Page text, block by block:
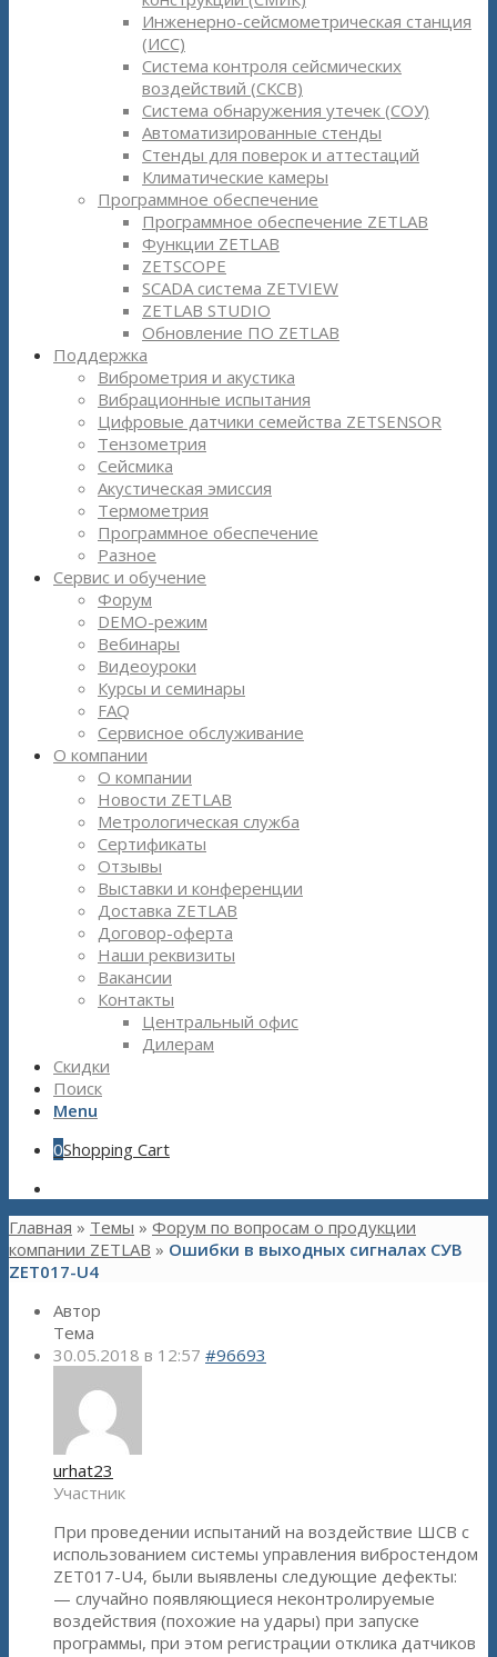
Инженерно-сейсмометрическая станция
(ИСС)
Система контроля сейсмических
воздействий (СКСВ)
Система обнаружения утечек (СОУ)
Автоматизированные стенды
Стенды для поверок и аттестаций
Климатические камеры
Программное обеспечение
Программное обеспечение ZETLAB
Функции ZETLAB
ZETSCOPE
SCADA система ZETVIEW
ZETLAB STUDIO
Обновление ПО ZETLAB
Поддержка
Виброметрия и акустика
Вибрационные испытания
Цифровые датчики семейства ZETSENSOR
Тензометрия
Сейсмика
Акустическая эмиссия
Термометрия
Программное обеспечение
Разное
Сервис и обучение
Форум
DEMO-режим
Вебинары
Видеоуроки
Курсы и семинары
FAQ
Сервисное обслуживание
О компании
О компании
Новости ZETLAB
Метрологическая служба
Сертификаты
Отзывы
Выставки и конференции
Доставка ZETLAB
Договор-оферта
Наши реквизиты
Вакансии
Контакты
Центральный офис
Дилерам
Скидки
Поиск
Menu
0Shopping Cart
Главная » Темы » Форум по вопросам о продукции
компании ZETLAB » Ошибки в выходных сигналах СУВ
ZET017-U4
Автор
Тема
30.05.2018 в 12:57 #96693
urhat23
Участник
При проведении испытаний на воздействие ШСВ с
использованием системы управления вибростендом
ZET017-U4, были выявлены следующие дефекты:
— случайно появляющиеся неконтролируемые
воздействия (похожие на удары) при запуске
программы, при этом регистрации отклика датчиков